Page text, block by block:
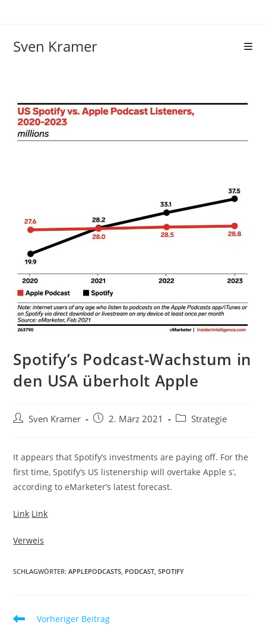
Sven Kramer
Spotify’s Podcast-Wachstum in
den USA überholt Apple
Sven Kramer 2. März 2021 Strategie
It appears that Spotify’s investments are paying off. For the
first time, Spotify’s US listenership will overtake Apple s’,
according to eMarketer’s latest forecast.
Link Link
Verweis
SCHLAGWÖRTER:APPLEPODCASTS PODCAST SPOTIFY
Vorheriger Beitrag